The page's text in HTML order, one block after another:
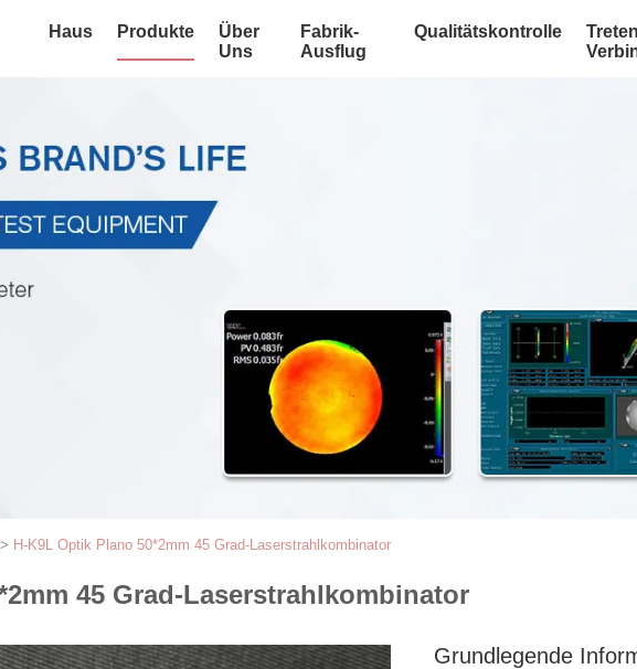
Haus Produkte
Über
Uns
Fabrik-
Ausflug
Qualitätskontrolle
> H-K9L Optik Plano 50*2mm 45 Grad-Laserstrahlkombinator
45 Grad-Laserstrahlkombinator
Grundlegende